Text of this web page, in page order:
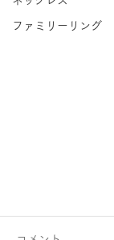
ファミリーリング